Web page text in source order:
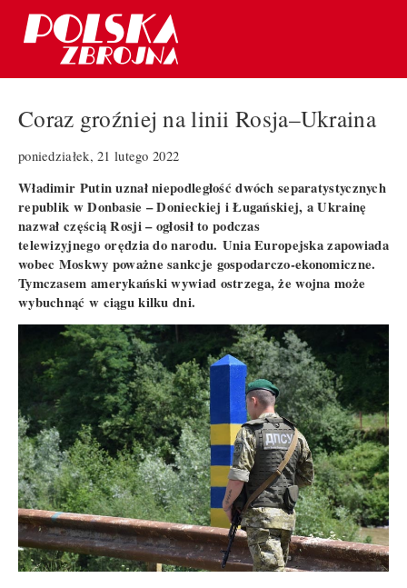
Coraz groźniej na linii Rosja–Ukraina
poniedziałek, 21 lutego 2022
Władimir Putin uznał niepodległość dwóch separatystycznych
republik w Donbasie – Donieckiej i Ługańskiej, a Ukrainę
nazwał częścią Rosji – ogłosił to podczas
telewizyjnego orędzia do narodu. Unia Europejska zapowiada
wobec Moskwy poważne sankcje gospodarczo-ekonomiczne.
Tymczasem amerykański wywiad ostrzega, że wojna może
wybuchnąć w ciągu kilku dni.